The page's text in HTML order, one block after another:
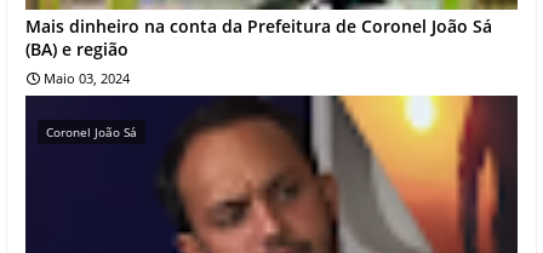
Mais dinheiro na conta da Prefeitura de Coronel João Sá
(BA) e região
Maio 03, 2024
Coronel João Sá